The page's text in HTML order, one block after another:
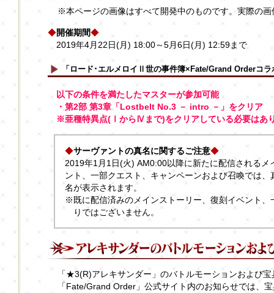
※本ページの画像はすべて開発中のものです。実際の
◆開催期間◆
2019年4月22日(月) 18:00～5月6日(月) 12:59まで
「ロード･エルメロイⅡ世の事件簿×Fate/Grand Orderコ
以下の条件を満たしたマスターが参加可能
・第2部 第3章「Lostbelt No.3 － intro －」をクリア
※亜種特異点(ⅠからⅣまで)をクリアしている必要はあ
◆サーヴァントの真名に関するご注意◆
2019年1月1日(火) AM0:00以降に新たに配信されるメ
ント、一部クエスト、キャンペーンおよび召喚では
名が表示されます。
※既に配信済みのメインストーリー、復刻イベント、
りではございません。
「★3(R)アレキサンダー」のバトルモーションおよび
「Fate/Grand Order」公式サイト内のお知らせでは、